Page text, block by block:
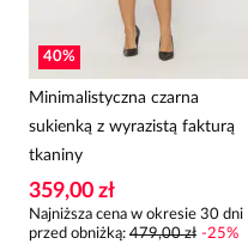
40%
Minimalistyczna czarna
sukienką z wyrazistą fakturą
tkaniny
359,00 zł
Najniższa cena w okresie 30 dni
przed obniżką: 479,00 zł -25%